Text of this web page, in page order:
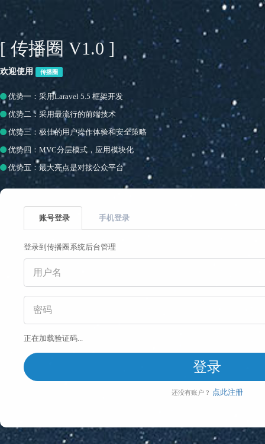
[ 传播圈 V1.0 ]
欢迎使用 传播圈
优势一：采用Laravel 5.5 框架开发
优势二：采用最流行的前端技术
优势三：极佳的用户操作体验和安全策略
优势四：MVC分层模式，应用模块化
优势五：最大亮点是对接公众平台
账号登录 手机登录
登录到传播圈系统后台管理
正在加载验证码...
登录
还没有账户？ 点此注册